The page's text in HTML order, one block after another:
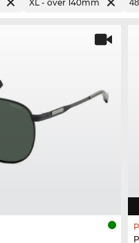
XL - over 140mm